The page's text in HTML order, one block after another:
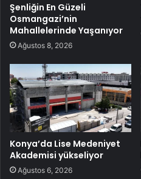
Şenliğin En Güzeli
Osmangazi’nin
Mahallelerinde Yaşanıyor
Ağustos 8, 2026
Konya’da Lise Medeniyet
Akademisi yükseliyor
Ağustos 6, 2026